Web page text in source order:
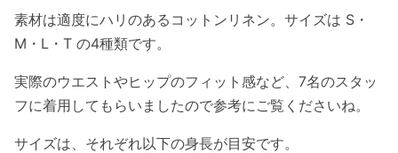
素材は適度にハリのあるコットンリネン。サイズは S・
M・L・T の4種類です。
実際のウエストやヒップのフィット感など、7名のスタッ
フに着用してもらいましたので参考にご覧くださいね。
サイズは、それぞれ以下の身長が目安です。